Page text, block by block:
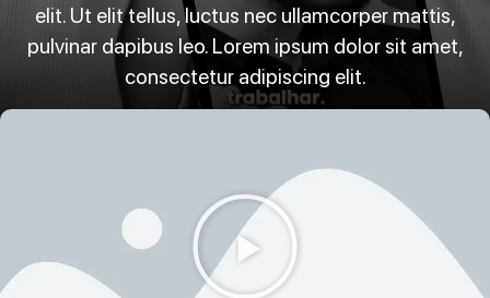
elit. Ut elit tellus, luctus nec ullamcorper mattis,
pulvinar dapibus leo. Lorem ipsum dolor sit amet,
consectetur adipiscing elit.